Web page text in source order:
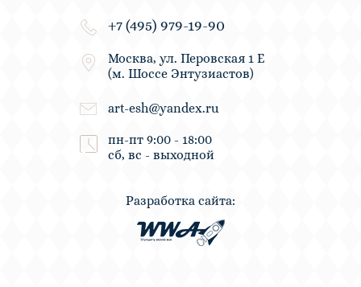
+7 (495) 979-19-90
Москва, ул. Перовская 1 Е
(м. Шоссе Энтузиастов)
art-esh@yandex.ru
пн-пт 9:00 - 18:00
сб, вс - выходной
Разработка сайта: